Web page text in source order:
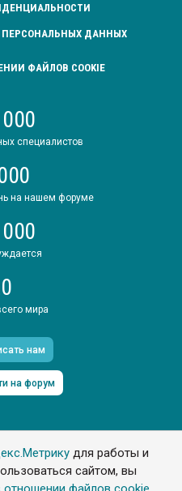
для работы и
сайтом, вы
ПЕРСОНАЛЬНЫХ ДАННЫХ
ФАЙЛОВ COOKIE
специалистов
на нашем форуме
мира
нам
на форум
Все права защищены
сайта с обязательной
plastic.ru